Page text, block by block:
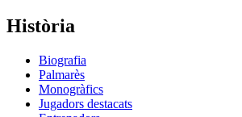
Història
Biografia
Palmarès
Monogràfics
Jugadors destacats